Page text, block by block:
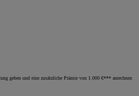
geben und eine zusätzliche Prämie von 1.000 €*** anrechnen